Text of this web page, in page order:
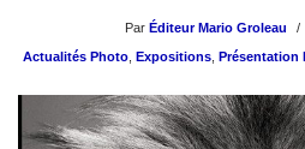
Par Éditeur Mario Groleau
Actualités Photo, Expositions, Présentation